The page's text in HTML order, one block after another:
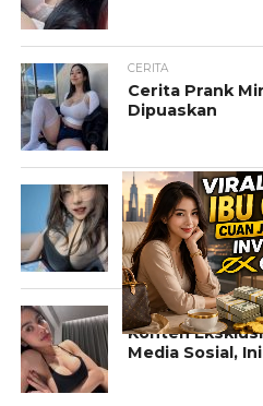
CERITA
Cerita Prank
Dipuaskan
CERITA
Cerita
Pesawat
KONTEN EKSKLUSIF
Konten
Media Sosial,